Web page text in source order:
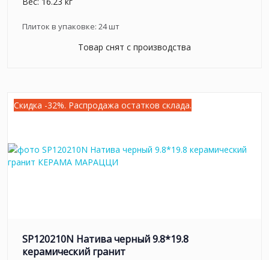
Плиток в упаковке: 24шт
Товар снят с производства
Скидка -32%. Распродажа остатков склада.
SP120210N Натива черный 9.8*19.8
керамический гранит